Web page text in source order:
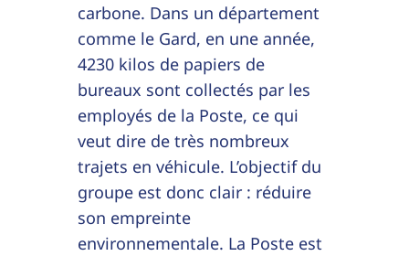
carbone. Dans un département
comme le Gard, en une année,
4230 kilos de papiers de
bureaux sont collectés par les
employés de la Poste, ce qui
veut dire de très nombreux
trajets en véhicule. L’objectif du
groupe est donc clair : réduire
son empreinte
environnementale. La Poste est